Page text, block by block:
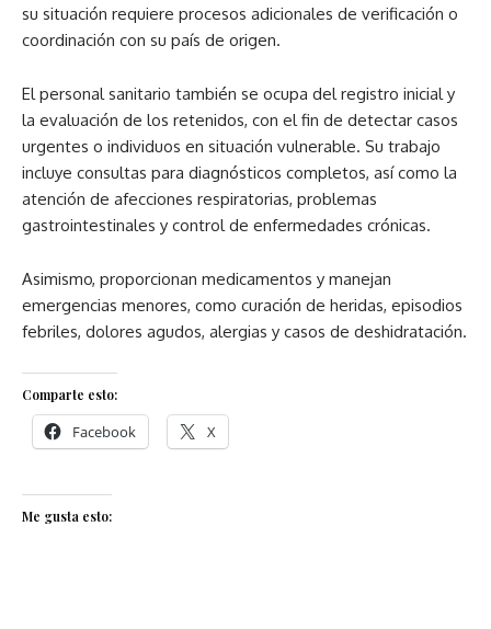
su situación requiere procesos adicionales de verificación o
coordinación con su país de origen.
El personal sanitario también se ocupa del registro inicial y
la evaluación de los retenidos, con el fin de detectar casos
urgentes o individuos en situación vulnerable. Su trabajo
incluye consultas para diagnósticos completos, así como la
atención de afecciones respiratorias, problemas
gastrointestinales y control de enfermedades crónicas.
Asimismo, proporcionan medicamentos y manejan
emergencias menores, como curación de heridas, episodios
febriles, dolores agudos, alergias y casos de deshidratación.
Comparte esto:
Facebook X
Me gusta esto: